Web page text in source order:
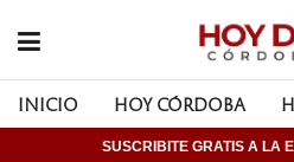
INICIO HOY CÓRDOBA
SUSCRIBITE GRATIS A LA